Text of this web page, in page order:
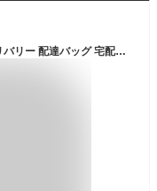
[MYCARBON] デリバリーバッグ フードデリバリー 配達バッグ 宅配デリバリー用 エコバッグ 保温保冷 防水 ピザポーチ 45L大容量 軽量 アウトドア キャンプ スーパー